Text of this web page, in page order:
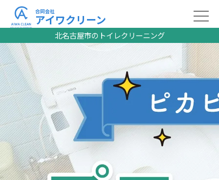
北名古屋市のトイレクリーニング
合同会社
アイワクリーン